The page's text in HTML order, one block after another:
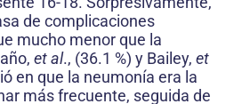
de complicaciones
mucho menor que la
et al., (36.1 %) y Bailey, et
en que la neumonía era la
más frecuente, seguida de